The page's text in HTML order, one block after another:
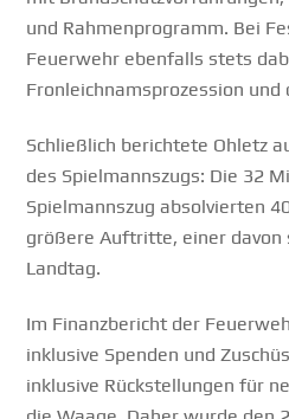
und Rahmenprogramm. Bei
Feuerwehr ebenfalls stets
Fronleichnamsprozession
Schließlich berichtete Ohletz
des Spielmannszugs: Die 32
Spielmannszug absolvierten
größere Auftritte, einer davon
Landtag.
Im Finanzbericht der
inklusive Spenden und
inklusive Rückstellungen für